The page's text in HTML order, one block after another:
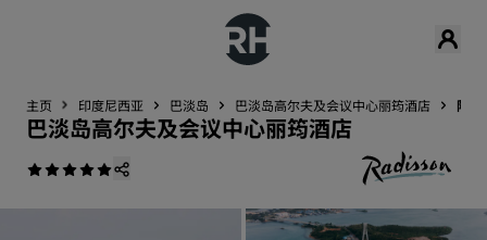
主页 印度尼西亚 巴淡岛 巴淡岛高尔夫及会议中心丽筠酒店 附近
巴淡岛高尔夫及会议中心丽筠酒店